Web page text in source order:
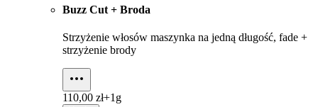
Buzz Cut + Broda
Strzyżenie włosów maszynka na jedną długość, fade +
strzyżenie brody
110,00 zł+1g